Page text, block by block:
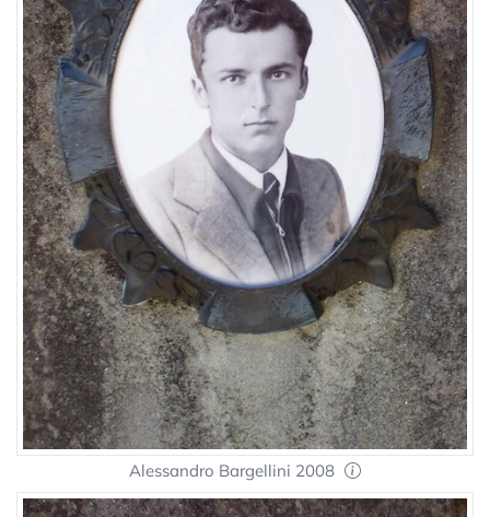
Alessandro Bargellini 2008